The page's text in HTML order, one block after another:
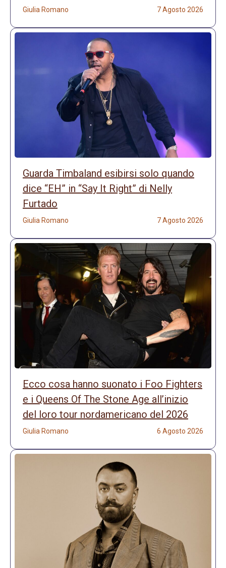
Giulia Romano 7 Agosto 2026
Guarda Timbaland esibirsi solo quando
dice “EH” in “Say It Right” di Nelly
Furtado
Giulia Romano 7 Agosto 2026
Ecco cosa hanno suonato i Foo Fighters
e i Queens Of The Stone Age all’inizio
del loro tour nordamericano del 2026
Giulia Romano 6 Agosto 2026